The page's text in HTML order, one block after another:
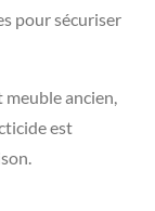
pour sécuriser
ancien,
est